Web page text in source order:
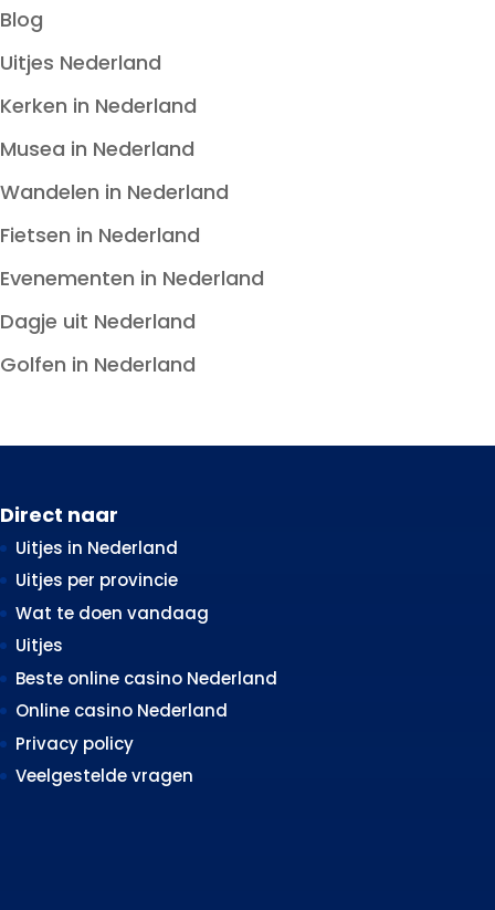
Blog
Uitjes Nederland
Kerken in Nederland
Musea in Nederland
Wandelen in Nederland
Fietsen in Nederland
Evenementen in Nederland
Dagje uit Nederland
Golfen in Nederland
Direct naar
Uitjes in Nederland
Uitjes per provincie
Wat te doen vandaag
Uitjes
Beste online casino Nederland
Online casino Nederland
Privacy policy
Veelgestelde vragen